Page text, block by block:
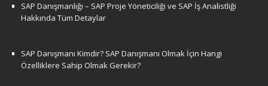
SAP Danışmanlığı – SAP Proje Yöneticiliği ve SAP İş Analistliği
Hakkında Tüm Detaylar
SAP Danışmanı Kimdir? SAP Danışmanı Olmak İçin Hangi
Özelliklere Sahip Olmak Gerekir?